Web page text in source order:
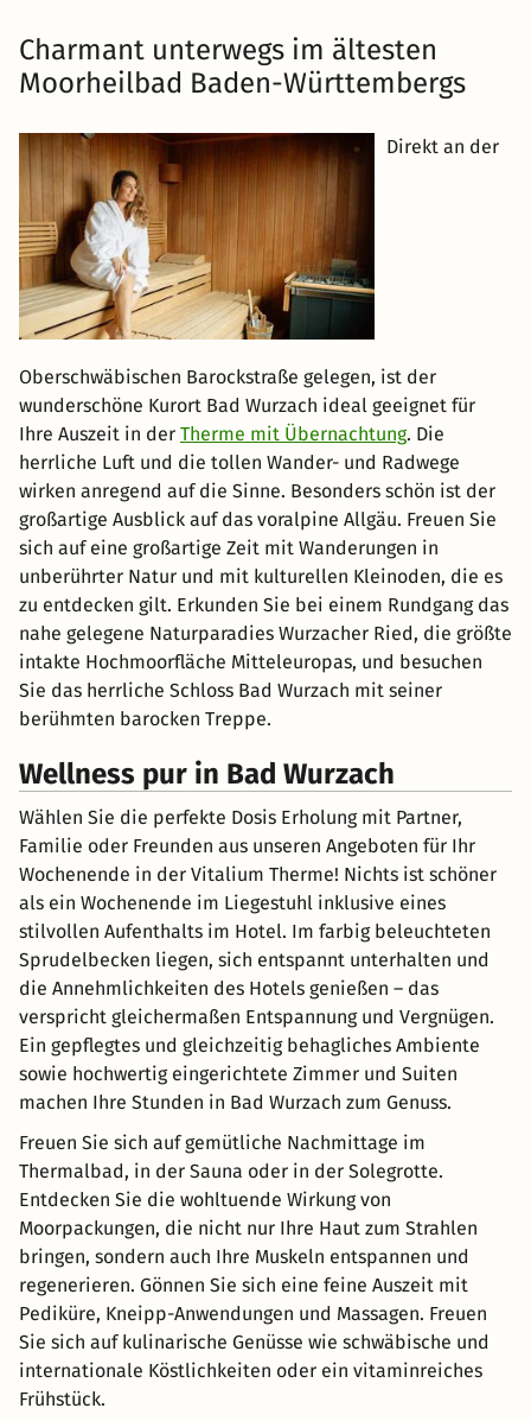
Charmant unterwegs im ältesten
Moorheilbad Baden-Württembergs
Direkt an der
Oberschwäbischen Barockstraße gelegen, ist der
wunderschöne Kurort Bad Wurzach ideal geeignet für
Ihre Auszeit in der Therme mit Übernachtung. Die
herrliche Luft und die tollen Wander- und Radwege
wirken anregend auf die Sinne. Besonders schön ist der
großartige Ausblick auf das voralpine Allgäu. Freuen Sie
sich auf eine großartige Zeit mit Wanderungen in
unberührter Natur und mit kulturellen Kleinoden, die es
zu entdecken gilt. Erkunden Sie bei einem Rundgang das
nahe gelegene Naturparadies Wurzacher Ried, die größte
intakte Hochmoorfläche Mitteleuropas, und besuchen
Sie das herrliche Schloss Bad Wurzach mit seiner
berühmten barocken Treppe.
Wellness pur in Bad Wurzach
Wählen Sie die perfekte Dosis Erholung mit Partner,
Familie oder Freunden aus unseren Angeboten für Ihr
Wochenende in der Vitalium Therme! Nichts ist schöner
als ein Wochenende im Liegestuhl inklusive eines
stilvollen Aufenthalts im Hotel. Im farbig beleuchteten
Sprudelbecken liegen, sich entspannt unterhalten und
die Annehmlichkeiten des Hotels genießen – das
verspricht gleichermaßen Entspannung und Vergnügen.
Ein gepflegtes und gleichzeitig behagliches Ambiente
sowie hochwertig eingerichtete Zimmer und Suiten
machen Ihre Stunden in Bad Wurzach zum Genuss.
Freuen Sie sich auf gemütliche Nachmittage im
Thermalbad, in der Sauna oder in der Solegrotte.
Entdecken Sie die wohltuende Wirkung von
Moorpackungen, die nicht nur Ihre Haut zum Strahlen
bringen, sondern auch Ihre Muskeln entspannen und
regenerieren. Gönnen Sie sich eine feine Auszeit mit
Pediküre, Kneipp-Anwendungen und Massagen. Freuen
Sie sich auf kulinarische Genüsse wie schwäbische und
internationale Köstlichkeiten oder ein vitaminreiches
Frühstück.